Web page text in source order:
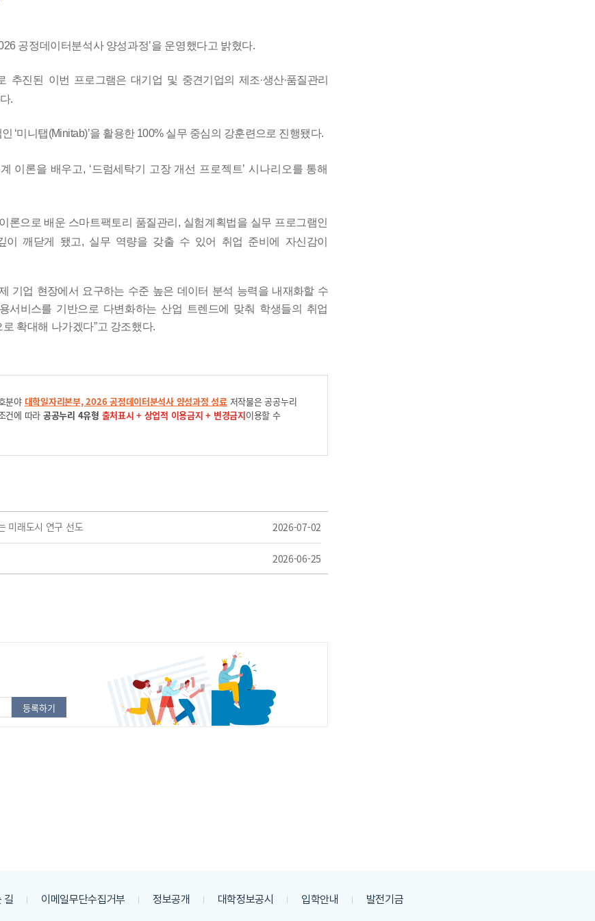
공정데이터분석사 양성과정’을 운영했다고 밝혔다.
추진된 이번 프로그램은 대기업 및 중견기업의 제조·생산·품질관리
.
‘미니탭(Minitab)’을 활용한 100% 실무 중심의 강훈련으로 진행됐다.
이론을 배우고, ‘ 드럼세탁기 고장 개선 프로젝트’시나리오를 통해
론으로 배운 스마트팩토리 품질관리 , 실험계획법을 실무 프로그램인
이 깨닫게 됐고, 실무 역량을 갖출 수 있어 취업 준비에 자신감이
기업 현장에서 요구하는 수준 높은 데이터 분석 능력을 내재화할 수
서비스를 기반으로 다변화하는 산업 트렌드에 맞춰 학생들의 취업
확대해 나가겠다”고 강조했다.
분야 대학일자리본부, 2026 공정데이터분석사 양성과정 성료 저작물은 공공누리
건에 따라 공공누리 4유형 출처표시 + 상업적 이용금지 + 변경금지이용할 수
미래도시 연구 선도 2026-07-02
2026-06-25
길 이메일무단수집거부 정보공개 대학정보공시 입학안내 발전기금